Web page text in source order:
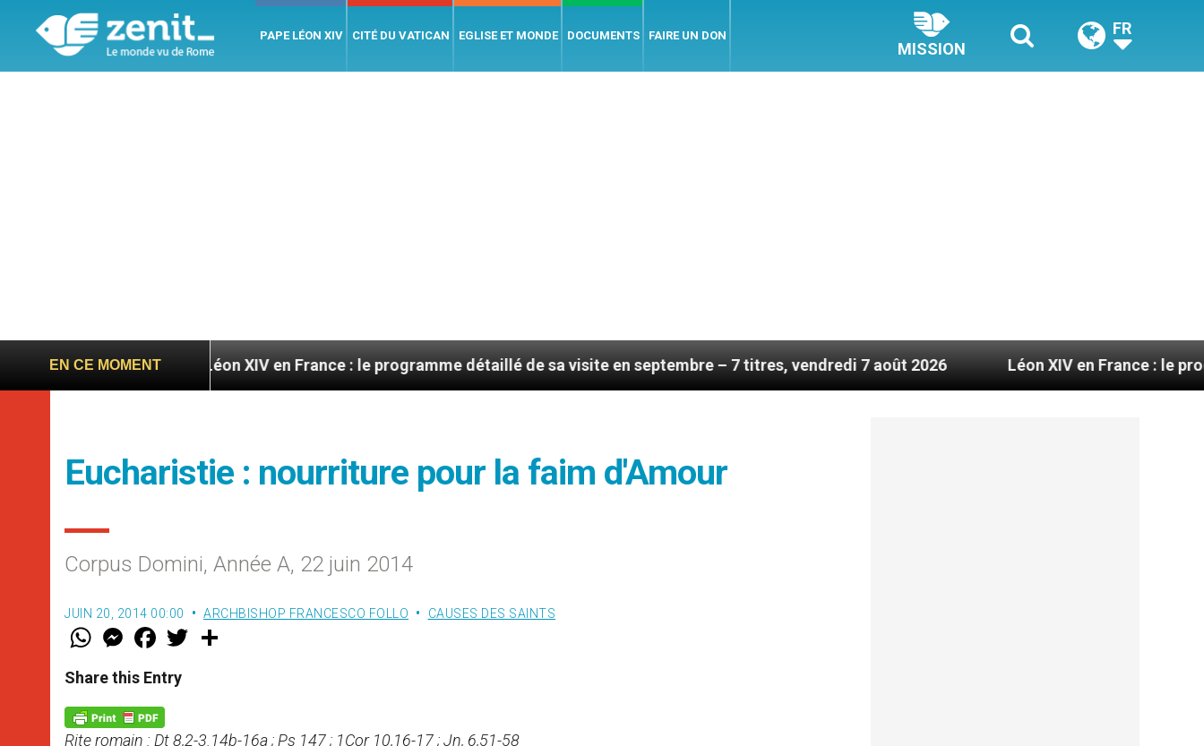
PAPE LÉON XIV CITÉ DU VATICAN EGLISE ET MONDE DOCUMENTS FAIRE UN DON
MISSION
FR
EN CE MOMENTLéon XIV en France : le programme détaillé de sa visite en septembre – 7 titres, vendredi 7 août 2026 Léon XIV en France : le programme
Eucharistie : nourriture pour la faim d'Amour
Corpus Domini, Année A, 22 juin 2014
JUIN 20, 2014 00:00 ARCHBISHOP FRANCESCO FOLLO CAUSES DES SAINTS
W
t
s
p
p
M
e
s
e
g
e
F
a
e
b
k
w
Share this Entry
Rite romain : Dt 8,2-3.14b-16a ; Ps 147 ; 1Cor 10,16-17 ; Jn, 6,51-58